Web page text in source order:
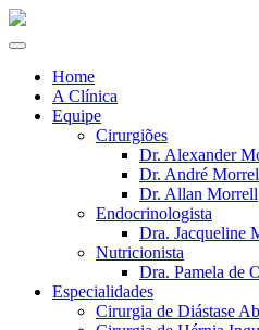
Home
A Clínica
Equipe
Cirurgiões
Dr. Alexander
Dr. André
Dr. Allan Morrell
Endocrinologista
Dra. Jacqueline
Nutricionista
Dra. Pamela de
Especialidades
Cirurgia de Diástase